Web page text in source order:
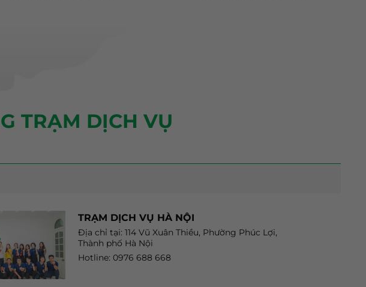
TRẠM DỊCH VỤ
TRẠM DỊCH VỤ HÀ NỘI
Địa chỉ tại: 114 Vũ Xuân Thiều, Phường Phúc Lợi,
Thành phố Hà Nội
Hotline: 0976 688 668